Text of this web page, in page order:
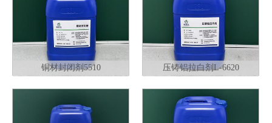
铜材封闭剂5510 压铸铝拉白剂L-6620